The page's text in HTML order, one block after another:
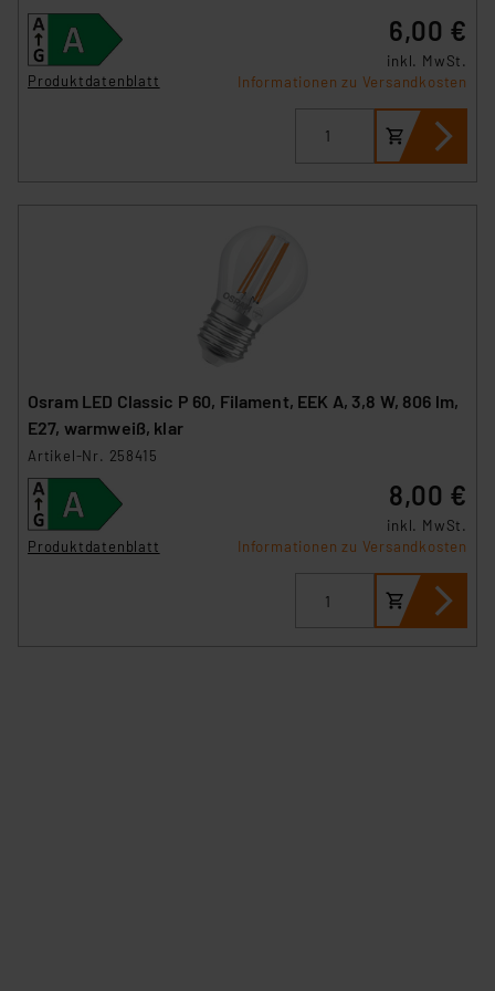
besteht etwa das Risiko, dass US-Behörden
personenbezogene Daten in
Überwachungsprogrammen verarbeiten, ohne dass
Unsere Kooperation mit diesen Dienstleistern stützt
insbesondere der Art der übermittelten Daten,
Datenschutzerklärung
Produktdatenblatt
6,00 €
inkl. MwSt.
Informationen zu Versandkosten
Osram LED Classic P 60, Filament, EEK A, 3,8 W, 806 lm,
E27, warmweiß, klar
Artikel-Nr. 258415
Produktdatenblatt
8,00 €
inkl. MwSt.
Informationen zu Versandkosten